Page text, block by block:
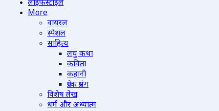
लाइफस्टाइल
More
वायरल
स्पेशल
साहित्य
लघु कथा
कविता
कहानी
प्रेरक प्रसंग
विशेष लेख
धर्म और अध्यात्म